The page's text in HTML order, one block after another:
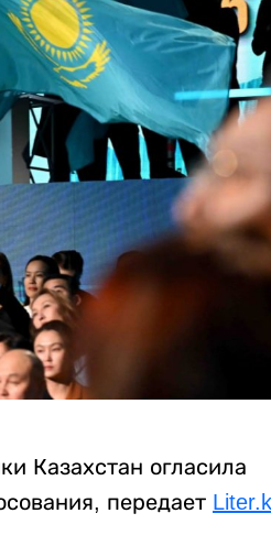
Казахстан огласила
передает